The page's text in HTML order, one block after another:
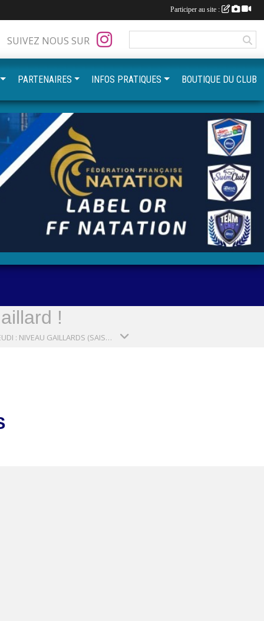
!
GA1 JEUDI : NIVEAU GAILLARDS (SAISON 2024-2025)
SUIVEZ NOUS SUR
PARTENAIRES INFOS PRATIQUES BOUTIQUE DU CLUB
Participer au site :